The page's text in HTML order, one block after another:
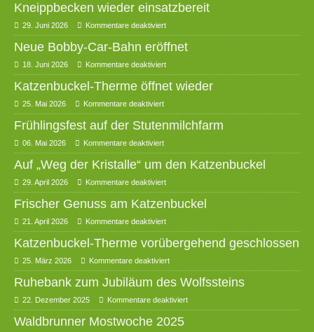
Kneippbecken wieder einsatzbereit
29. Juni 2026 Kommentare deaktiviert
Neue Bobby-Car-Bahn eröffnet
18. Juni 2026 Kommentare deaktiviert
Katzenbuckel-Therme öffnet wieder
25. Mai 2026 Kommentare deaktiviert
Frühlingsfest auf der Stutenmilchfarm
06. Mai 2026 Kommentare deaktiviert
Auf „Weg der Kristalle“ um den Katzenbuckel
29. April 2026 Kommentare deaktiviert
Frischer Genuss am Katzenbuckel
21. April 2026 Kommentare deaktiviert
Katzenbuckel-Therme vorübergehend geschlossen
25. März 2026 Kommentare deaktiviert
Ruhebank zum Jubiläum des Wolfssteins
22. Dezember 2025 Kommentare deaktiviert
Waldbrunner Mostwoche 2025